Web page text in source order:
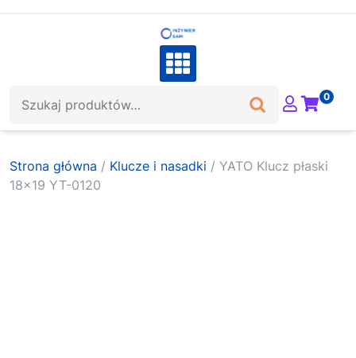
0
Strona główna / Klucze i nasadki / YATO Klucz płaski
18×19 YT-0120